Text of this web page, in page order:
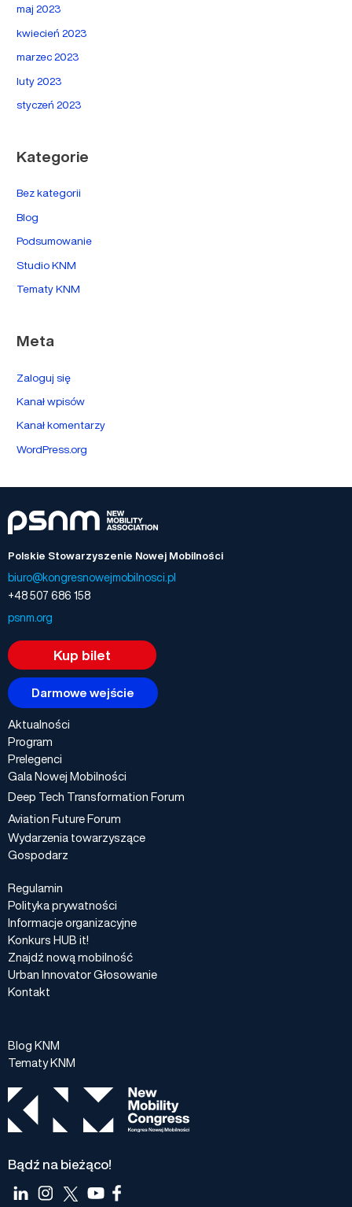
maj 2023
kwiecień 2023
marzec 2023
luty 2023
styczeń 2023
Kategorie
Bez kategorii
Blog
Podsumowanie
Studio KNM
Tematy KNM
Meta
Zaloguj się
Kanał wpisów
Kanał komentarzy
WordPress.org
Polskie Stowarzyszenie Nowej Mobilności
biuro@kongresnowejmobilnosci.pl
+48 507 686 158
psnm.org
Kup bilet
Darmowe wejście
Aktualności
Program
Prelegenci
Gala Nowej Mobilności
Deep Tech Transformation Forum
Aviation Future Forum
Wydarzenia towarzyszące
Gospodarz
Regulamin
Polityka prywatności
Informacje organizacyjne
Konkurs HUB it!
Znajdź nową mobilność
Urban Innovator Głosowanie
Kontakt
Blog KNM
Tematy KNM
Bądź na bieżąco!